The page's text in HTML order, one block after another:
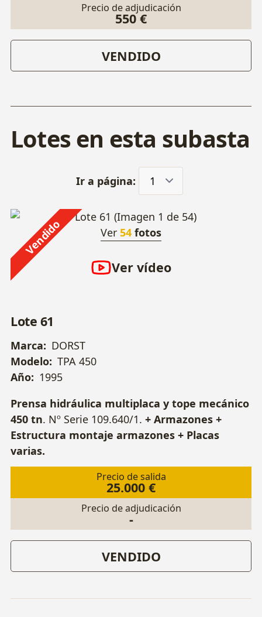
Precio de adjudicación
550 €
VENDIDO
Lotes en esta subasta
Ir a página:
Vendido Ver 54 fotos
Ver vídeo
Lote 61
Marca: DORST
Modelo: TPA 450
Año: 1995
Prensa hidráulica multiplaca y tope mecánico
450 tn. Nº Serie 109.640/1. + Armazones +
Estructura montaje armazones + Placas
varias.
Precio de salida
25.000 €
Precio de adjudicación
-
VENDIDO